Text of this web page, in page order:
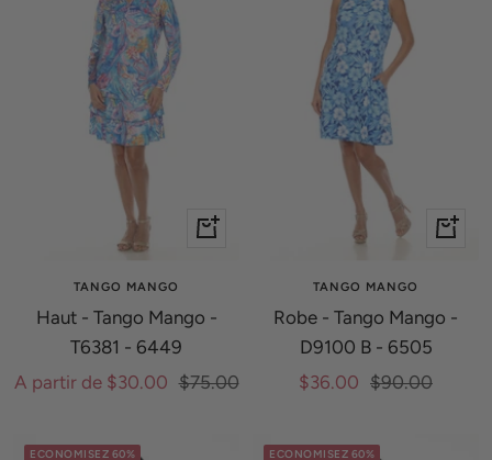
Apercu
TANGO MANGO
Haut - Tango Mango -
T6381 - 6449
Prix
vente
A partir de $30.00 Prix
$75.00
Apercu
TANGO MANGO
Robe - Tango Mango -
D9100 B - 6505
Prix
vente
$36.00 Prix
$90.00
ECONOMISEZ 60% ECONOMISEZ 60%